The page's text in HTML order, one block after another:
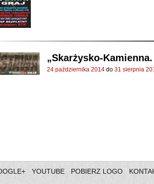
„Skarżysko-
24 października 2014 do 31 sierpnia
YOUTUBE POBIERZ LOGO